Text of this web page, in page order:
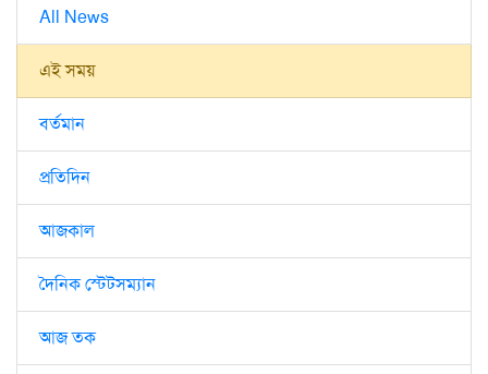
All News
এই সময়
বর্তমান
প্রতিদিন
আজকাল
দৈনিক স্টেটসম্যান
আজ তক